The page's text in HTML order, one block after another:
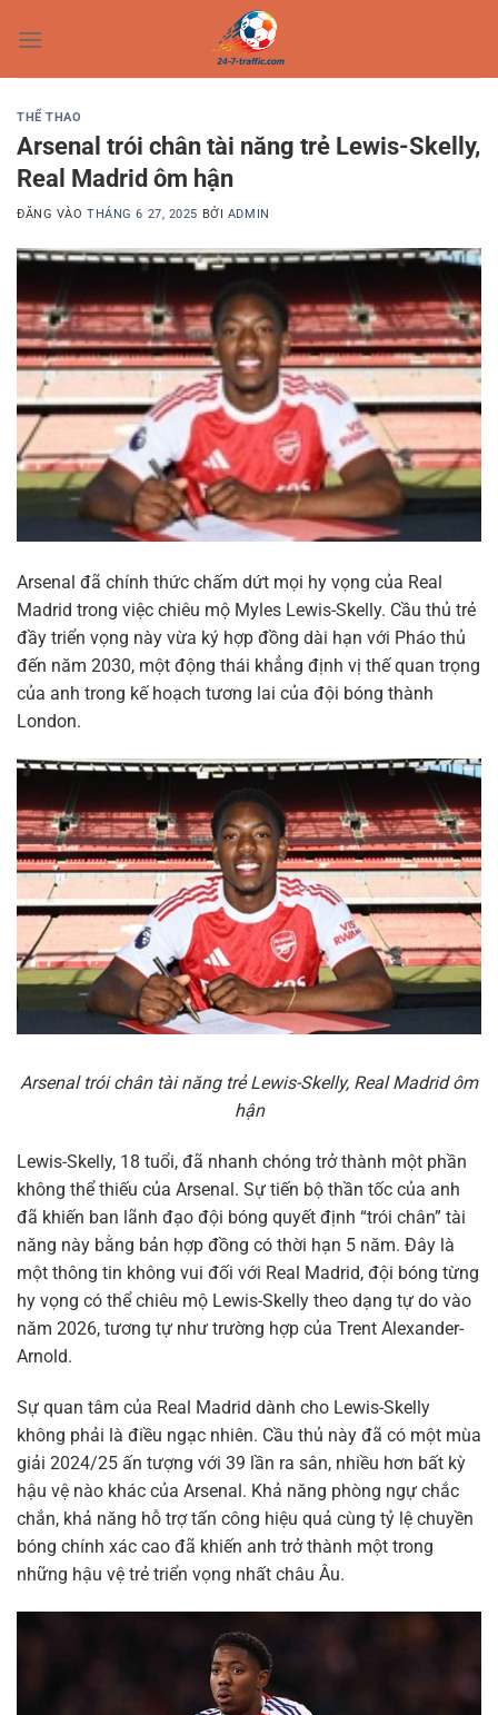
qua
THỂ THAO
Arsenal trói chân tài năng trẻ Lewis-Skelly,
Real Madrid ôm hận
ĐĂNG VÀOTHÁNG 6 27, 2025 BỞI ADMIN
Arsenal đã chính thức chấm dứt mọi hy vọng của Real
Madrid trong việc chiêu mộ Myles Lewis-Skelly. Cầu thủ trẻ
đầy triển vọng này vừa ký hợp đồng dài hạn với Pháo thủ
đến năm 2030, một động thái khẳng định vị thế quan trọng
của anh trong kế hoạch tương lai của đội bóng thành
London.
Arsenal trói chân tài năng trẻ Lewis-Skelly, Real Madrid ôm
hận
Lewis-Skelly, 18 tuổi, đã nhanh chóng trở thành một phần
không thể thiếu của Arsenal. Sự tiến bộ thần tốc của anh
đã khiến ban lãnh đạo đội bóng quyết định “trói chân” tài
năng này bằng bản hợp đồng có thời hạn 5 năm. Đây là
một thông tin không vui đối với Real Madrid, đội bóng từng
hy vọng có thể chiêu mộ Lewis-Skelly theo dạng tự do vào
năm 2026, tương tự như trường hợp của Trent Alexander-
Arnold.
Sự quan tâm của Real Madrid dành cho Lewis-Skelly
không phải là điều ngạc nhiên. Cầu thủ này đã có một mùa
giải 2024/25 ấn tượng với 39 lần ra sân, nhiều hơn bất kỳ
hậu vệ nào khác của Arsenal. Khả năng phòng ngự chắc
chắn, khả năng hỗ trợ tấn công hiệu quả cùng tỷ lệ chuyền
bóng chính xác cao đã khiến anh trở thành một trong
những hậu vệ trẻ triển vọng nhất châu Âu.